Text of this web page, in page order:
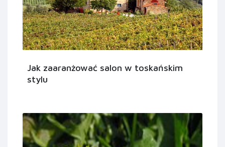
Jak zaaranżować salon w toskańskim
stylu